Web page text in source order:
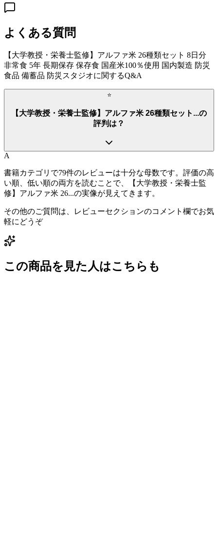
よくある質問
【大学教授・栄養士監修】アルファ米 26種類セット 8日分
非常食 5年 長期保存 保存食 国産米100％使用 国内製造 防災
食品 備蓄品 防災スタジオに関するQ&A
⭐
【大学教授・栄養士監修】アルファ米 26種類セット...の
評判は？
A
書籍カテゴリで79件のレビューは十分な母数です。評価の高
い順、低い順の両方を読むことで、【大学教授・栄養士監
修】アルファ米 26...の実像が見えてきます。
その他のご質問は、レビューセクションのコメント欄でお気
軽にどうぞ
この商品を見た人はこちらも